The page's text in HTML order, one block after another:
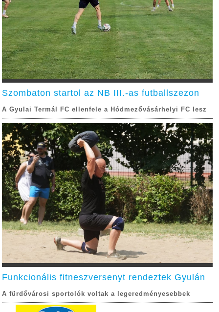
Szombaton startol az NB III.-as futballszezon
A Gyulai Termál FC ellenfele a Hódmezővásárhelyi FC lesz
Funkcionális fitneszversenyt rendeztek Gyulán
A fürdővárosi sportolók voltak a legeredményesebbek